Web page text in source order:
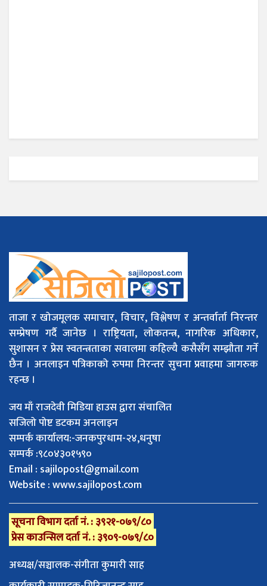
ताजा र खोजमूलक समाचार, विचार, विश्लेषण र अन्तर्वार्ता निरन्तर
सम्प्रेषण गर्दै जानेछ । राष्ट्रियता, लोकतन्त्र, नागरिक अधिकार,
सुशासन र प्रेस स्वतन्त्रताका सवालमा कहिल्यै कसैसँग सम्झौता गर्ने
छैन । अनलाइन पत्रिकाको रुपमा निरन्तर सुचना प्रवाहमा जागरुक
रहन्छ ।
जय माँ राजदेवी मिडिया हाउस द्वारा संचालित
सजिलो पोष्ट डटकम अनलाइन
सम्पर्क कार्यालय:-जनकपुरधाम-२४,धनुषा
सम्पर्क :९८०४३०१५९०
Email : sajilopost@gmail.com
Website : www.sajilopost.com
सूचना विभाग दर्ता नं. : ३९२१-०७९/८०
प्रेस काउन्सिल दर्ता नं. : ३९०९-०७९/८०
अध्यक्ष/सञ्चालक-संगीता कुमारी साह